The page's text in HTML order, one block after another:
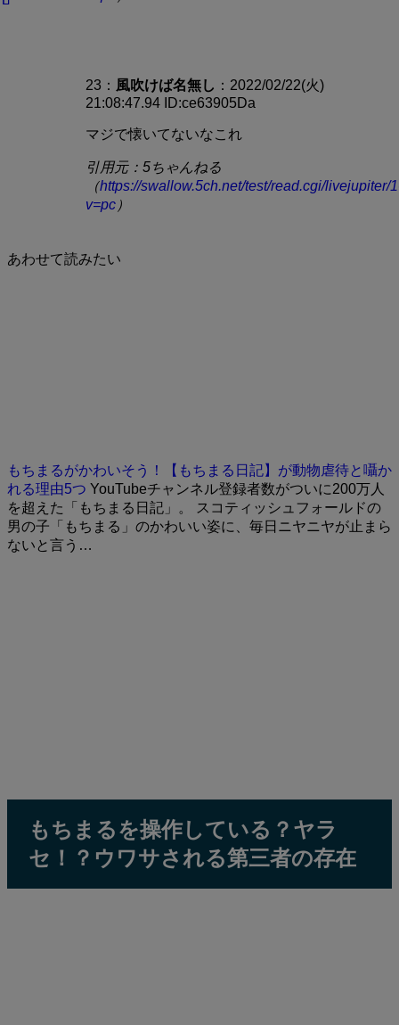
23： 風吹けば名無し ：2022/02/22(火)
21:08:47.94 ID:ce63905Da
マジで懐いてないなこれ
引用元：5ちゃんねる
（https://swallow.5ch.net/test/read.cgi/livejupiter/
v=pc ）
あわせて読みたい
もちまるがかわいそう！【もちまる日記】が動物虐待と囁か
れる理由5つ YouTubeチャンネル登録者数がついに200万人
を超えた「もちまる日記」。 スコティッシュフォールドの
男の子「もちまる」のかわいい姿に、毎日ニヤニヤが止まら
ないと言う…
もちまるを操作している？ヤラ
セ！？ウワサされる第三者の存在